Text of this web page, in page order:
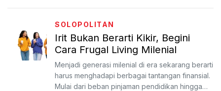
SOLOPOLITAN
Irit Bukan Berarti Kikir, Begini
Cara Frugal Living Milenial
Menjadi generasi milenial di era sekarang berarti
harus menghadapi berbagai tantangan finansial.
Mulai dari beban pinjaman pendidikan hingga